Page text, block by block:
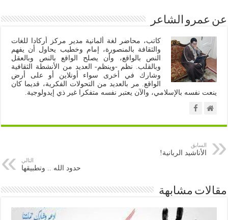
عن عمرو الشاعر
كاتب، محاضر لغة ألمانية مدير مركز أركادا للغات
والثقافة بالمنصورة، إمام وخطيب يحاول أن يفهم
النص بالواقع، وأن يصلح الواقع بالنص وبالعقل
وبالقلب. نظم -وينظم- العديد من الأنشطة الثقافية
وشارك في أخرى سواء أونلاين أو على أرض
الواقع. مر بالعديد من التحولات الفكرية، قديما كان
ينعت نفسه بالإسلامي، والآن يعتبر نفسه متفكرا غير ذي إيدولوجية.
السابق
الأناشيد الربانية!
التالي
حدود الله .. وتطبيقها
مقالات مشابهة